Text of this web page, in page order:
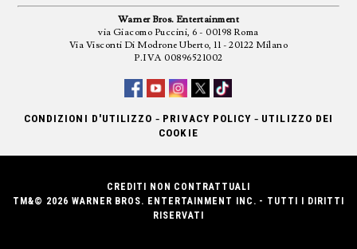
Warner Bros. Entertainment
via Giacomo Puccini, 6 - 00198 Roma
Via Visconti Di Modrone Uberto, 11 - 20122 Milano
P.IVA 00896521002
CONDIZIONI D'UTILIZZO - PRIVACY POLICY - UTILIZZO DEI
COOKIE
CREDITI NON CONTRATTUALI
TM&© 2026 WARNER BROS. ENTERTAINMENT INC. - TUTTI I DIRITTI
RISERVATI